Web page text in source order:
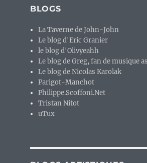
BLOGS
La Taverne de John-John
Le blog d'Eric Granier
le blog d'Olivyeahh
Le blog de Greg, fan de musique
Le blog de Nicolas Karolak
Parigot-Manchot
Philippe.Scoffoni.Net
Tristan Nitot
uTux